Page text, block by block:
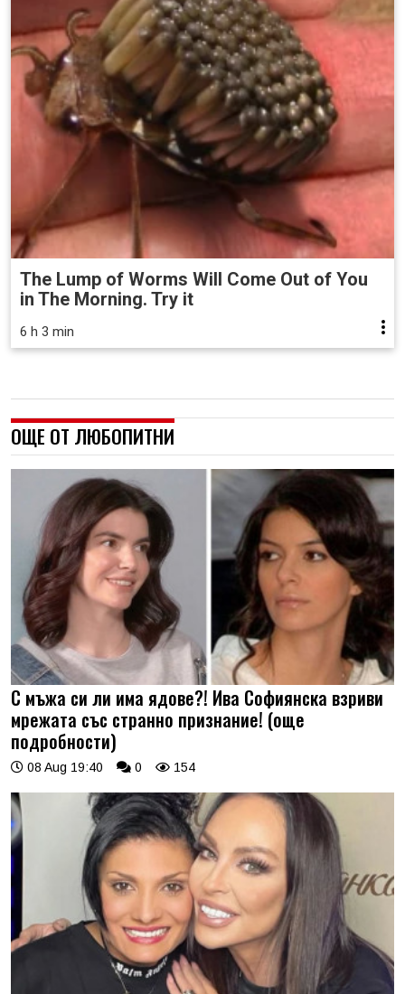
The Lump of Worms Will Come Out of You
in The Morning. Try it
6 h 3 min
ОЩЕ ОТ ЛЮБОПИТНИ
С мъжа си ли има ядове?! Ива Софиянска взриви
мрежата със странно признание! (още
подробности)
08 Aug 19:40 0 154